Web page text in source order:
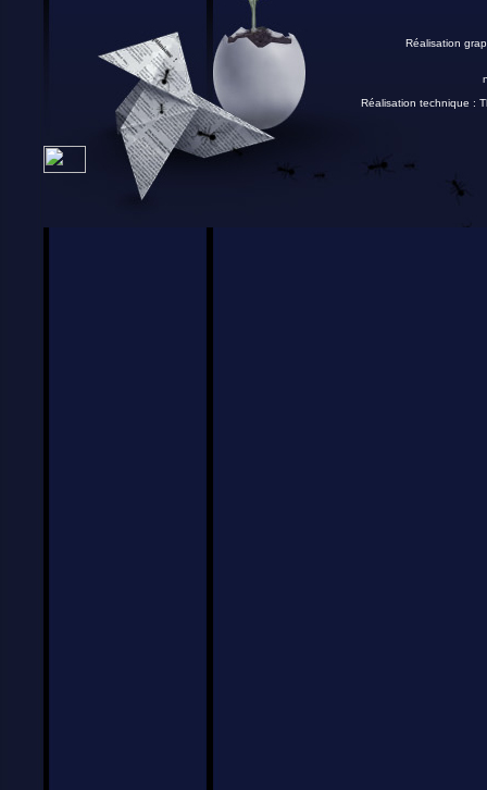
Réalisation
Réalisation technique :